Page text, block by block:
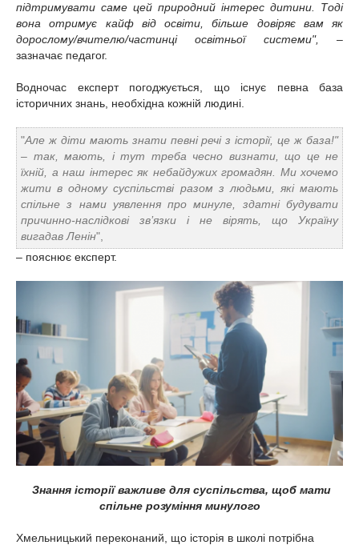
підтримувати саме цей природний інтерес дитини. Тоді
вона отримує кайф від освіти, більше довіряє вам як
дорослому/вчителю/частинці освітньої системи",
–
зазначає педагог.
Водночас експерт погоджується, що існує певна база
історичних знань, необхідна кожній людині.
"Але ж діти мають знати певні речі з історії, це ж база!"
– так, мають, і тут треба чесно визнати, що це не
їхній, а наш інтерес як небайдужих громадян. Ми хочемо
жити в одному суспільстві разом з людьми, які мають
спільне з нами уявлення про минуле, здатні будувати
причинно-наслідкові зв’язки і не вірять, що Україну
вигадав Ленін",
– пояснює експерт.
Знання історії важливе для суспільства, щоб мати
спільне розуміння минулого
Хмельницький переконаний, що історія в школі потрібна